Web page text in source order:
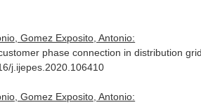
Gomez Exposito, Antonio:
phase connection in distribution
j.ijepes.2020.106410
Gomez Exposito, Antonio: